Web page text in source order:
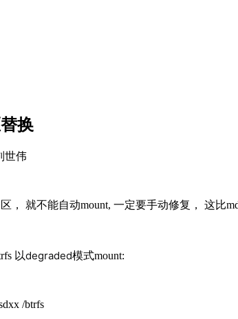
换
世伟
， 就不能自动mount, 一定要手动修复， 这比
以degraded模式mount:
/btrfs